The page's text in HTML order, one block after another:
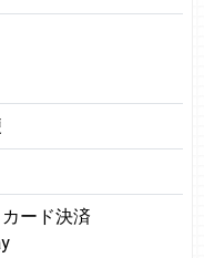
ード決済